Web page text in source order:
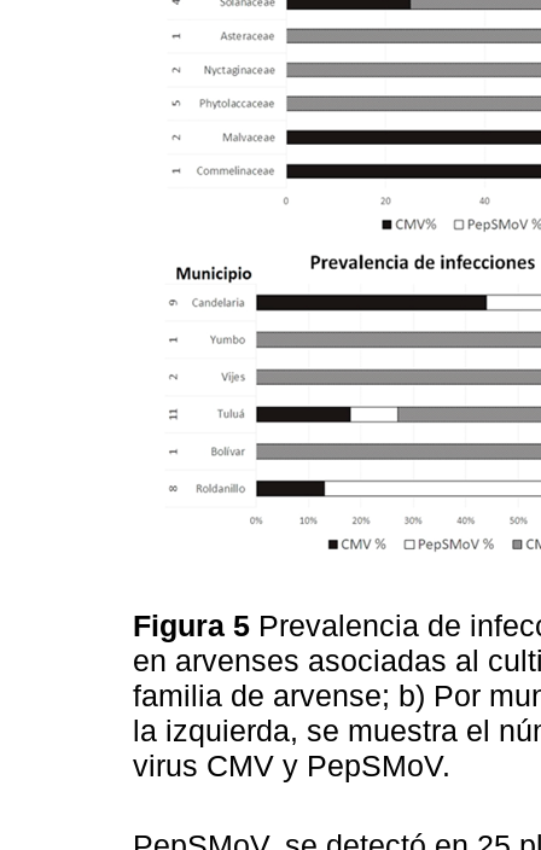
Figura 5 Prevalencia de
en arvenses asociadas al
familia de arvense; b) Por
la izquierda, se muestra el
virus CMV y PepSMoV.